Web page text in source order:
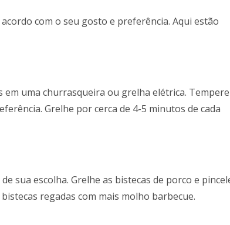
com o seu gosto e preferência. Aqui estão
em uma churrasqueira ou grelha elétrica. Tempere
Grelhe por cerca de 4-5 minutos de cada
sua escolha. Grelhe as bistecas de porco e
regadas com mais molho barbecue.